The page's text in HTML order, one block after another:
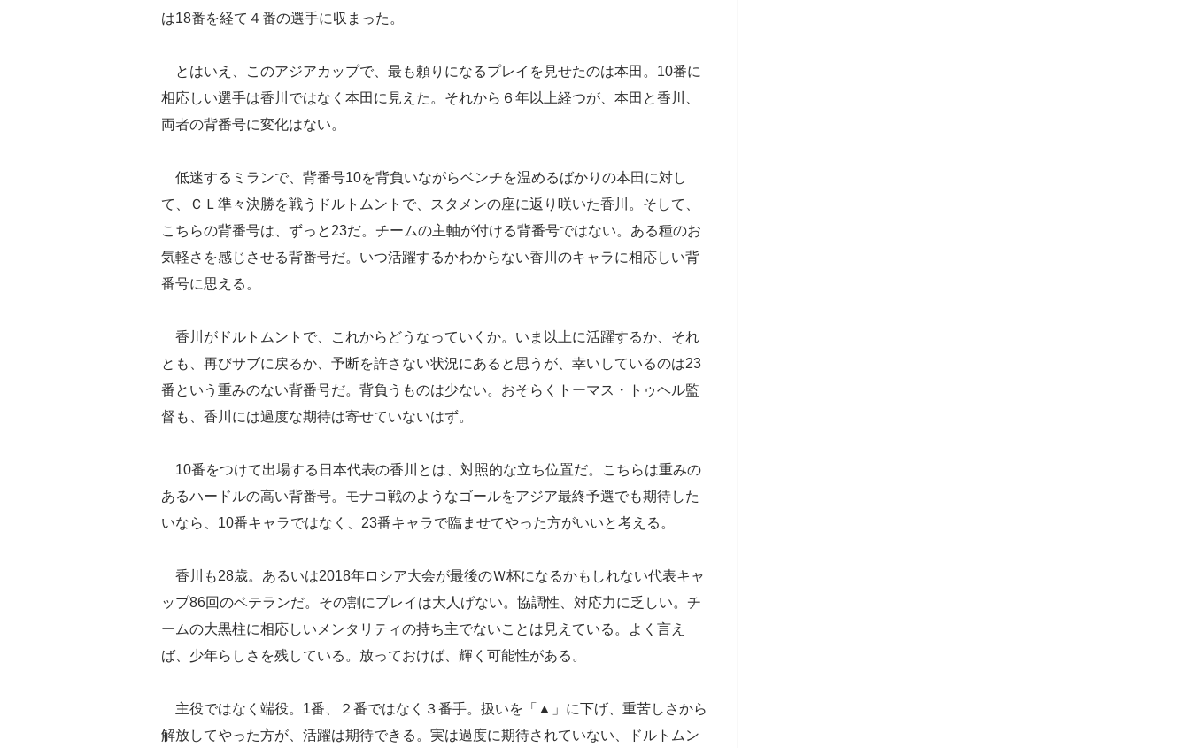
は18番を経て４番の選手に収まった。
とはいえ、このアジアカップで、最も頼りになるプレイを見せたのは本田。10番に
相応しい選手は香川ではなく本田に見えた。それから６年以上経つが、本田と香川、
両者の背番号に変化はない。
低迷するミランで、背番号10を背負いながらベンチを温めるばかりの本田に対し
て、ＣＬ準々決勝を戦うドルトムントで、スタメンの座に返り咲いた香川。そして、
こちらの背番号は、ずっと23だ。チームの主軸が付ける背番号ではない。ある種のお
気軽さを感じさせる背番号だ。いつ活躍するかわからない香川のキャラに相応しい背
番号に思える。
香川がドルトムントで、これからどうなっていくか。いま以上に活躍するか、それ
とも、再びサブに戻るか、予断を許さない状況にあると思うが、幸いしているのは23
番という重みのない背番号だ。背負うものは少ない。おそらくトーマス・トゥヘル監
督も、香川には過度な期待は寄せていないはず。
10番をつけて出場する日本代表の香川とは、対照的な立ち位置だ。こちらは重みの
あるハードルの高い背番号。モナコ戦のようなゴールをアジア最終予選でも期待した
いなら、10番キャラではなく、23番キャラで臨ませてやった方がいいと考える。
香川も28歳。あるいは2018年ロシア大会が最後のＷ杯になるかもしれない代表キャ
ップ86回のベテランだ。その割にプレイは大人げない。協調性、対応力に乏しい。チ
ームの大黒柱に相応しいメンタリティの持ち主でないことは見えている。よく言え
ば、少年らしさを残している。放っておけば、輝く可能性がある。
主役ではなく端役。1番、２番ではなく３番手。扱いを「▲」に下げ、重苦しさから
解放してやった方が、活躍は期待できる。実は過度に期待されていない、ドルトムン